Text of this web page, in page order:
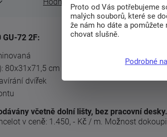
72 2F:
80x31x71,5 cm
dvířek
včetně dolní lišty, bez pracovní desky.
v ceně: 1.450, - Kč / m. Možnost
Proto od Vás potřebujeme
malých souborů, které se
že nám ho dáte a
chovat slušně.
Podrobné